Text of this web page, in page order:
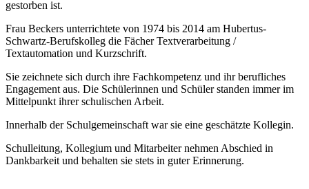
gestorben ist.
Frau Beckers unterrichtete von 1974 bis 2014 am Hubertus-
Schwartz-Berufskolleg die Fächer Textverarbeitung /
Textautomation und Kurzschrift.
Sie zeichnete sich durch ihre Fachkompetenz und ihr berufliches
Engagement aus. Die Schülerinnen und Schüler standen immer im
Mittelpunkt ihrer schulischen Arbeit.
Innerhalb der Schulgemeinschaft war sie eine geschätzte Kollegin.
Schulleitung, Kollegium und Mitarbeiter nehmen Abschied in
Dankbarkeit und behalten sie stets in guter Erinnerung.